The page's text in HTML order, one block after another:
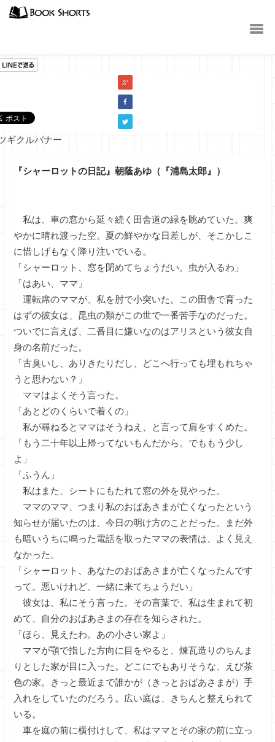
『シャーロットの日記』朝蔭あゆ（『浦島太郎』）
私は、車の窓から延々続く田舎道の緑を眺めていた。爽
やかに晴れ渡った空。夏の鮮やかな日差しが、そこかしこ
に惜しげもなく降り注いでいる。
「シャーロット、窓を閉めてちょうだい。虫が入るわ」
「はあい、ママ」
運転席のママが、私を肘で小突いた。この田舎で育った
はずの彼女は、昆虫の類がこの世で一番苦手なのだった。
ついでに言えば、二番目に嫌いなのはアリスという彼女自
身の名前だった。
「古臭いし、ありきたりだし、どこへ行っても埋もれちゃ
うと思わない？」
ママはよくそう言った。
「あとどのくらいで着くの」
私が尋ねるとママはそうねえ、と言って肩をすくめた。
「もう二十年以上帰ってないもんだから。でももう少し
よ」
「ふうん」
私はまた、シートにもたれて窓の外を見やった。
ママのママ、つまり私のおばあさまが亡くなったという
知らせが届いたのは、今日の明け方のことだった。まだ外
も暗いうちに鳴った電話を取ったママの表情は、よく見え
なかった。
「シャーロット、あなたのおばあさまが亡くなったんです
って。悪いけれど、一緒に来てちょうだい」
彼女は、私にそう言った。その言葉で、私は生まれて初
めて、自分のおばあさまの存在を知らされた。
「ほら、見えたわ。あの小さい家よ」
ママが顎で指した方向に目をやると、煉瓦造りのちんま
りとした家が目に入った。どこにでもありそうな、えび茶
色の家。きっと最近まで誰かが（きっとおばあさまが）手
入れをしていたのだろう。広い庭は、きちんと整えられて
いる。
車を庭の前に横付けして、私はママとその家の前に立っ